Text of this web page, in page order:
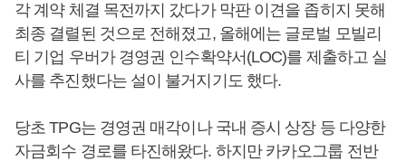
각 계약 체결 목전까지 갔다가 막판 이견을 좁히지 못해
최종 결렬된 것으로 전해졌고, 올해에는 글로벌 모빌리
티 기업 우버가 경영권 인수확약서(LOC)를 제출하고 실
사를 추진했다는 설이 불거지기도 했다.
당초 TPG는 경영권 매각이나 국내 증시 상장 등 다양한
자금회수 경로를 타진해왔다. 하지만 카카오그룹 전반